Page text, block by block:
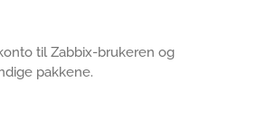
til Zabbix-brukeren og
pakkene.